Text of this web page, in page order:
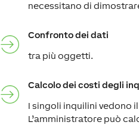
necessitano di
Confronto dei dati
tra più oggetti.
Calcolo dei costi degli
I singoli inquilini vedono
L’amministratore può